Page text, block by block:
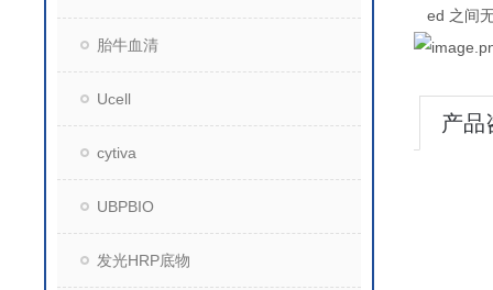
胎牛血清
Ucell
cytiva
UBPBIO
发光HRP底物
ed 之间
产品